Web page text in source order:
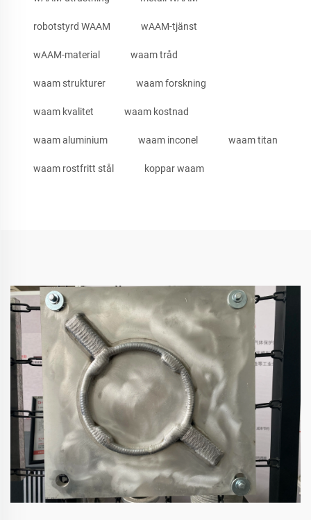
robotstyrd WAAM wAAM-tjänst
wAAM-material waam tråd
waam strukturer waam forskning
waam kvalitet waam kostnad
waam aluminium waam inconel waam titan
waam rostfritt stål koppar waam